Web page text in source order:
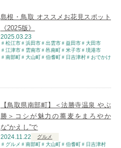
島根・鳥取 オススメお花見スポット
《2025版》
2025.03.23
松江市 浜田市 出雲市 益田市
大田市
江津市
雲南市 邑南町 米子市
境港市
南部町
大山町 伯耆町 日吉津村 おでかけ
【鳥取県南部町】＜法勝寺温泉 やぶ
勝＞コシが魅力の蕎麦をまろやか
な“かえし”で
2024.11.22
グルメ
グルメ
南部町 大山町 伯耆町
日吉津村